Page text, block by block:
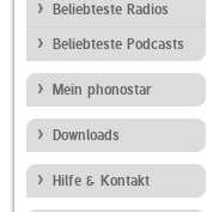
Beliebteste Radios
Beliebteste Podcasts
Mein phonostar
Downloads
Hilfe & Kontakt
Radio Paradise